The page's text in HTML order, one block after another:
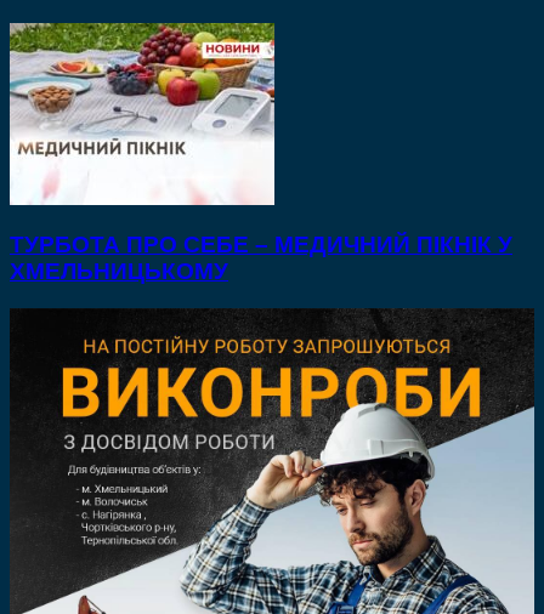
ТУРБОТА ПРО СЕБЕ – МЕДИЧНИЙ ПІКНІК У
ХМЕЛЬНИЦЬКОМУ